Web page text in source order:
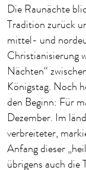
Die Raunächte
Tradition zurück
mittel- und
Christianisierung
Nächten“
Königstag. Noch
den Beginn: Für
Dezember. Im
verbreiteter,
Anfang dieser
übrigens auch die